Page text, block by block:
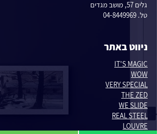
גלים 57, מושב מגדים
טל. 04-8449969
ניווט באתר
IT'S MAGIC
WOW
VERY SPECIAL
THE ZED
WE SLIDE
REAL STEEL
LOUVRE